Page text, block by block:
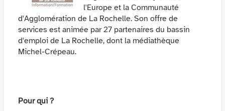
l'Europe et la Communauté
d'Agglomération de La Rochelle. Son offre de
services est animée par 27 partenaires du bassin
d'emploi de La Rochelle, dont la médiathèque
Michel-Crépeau.
Pour qui ?